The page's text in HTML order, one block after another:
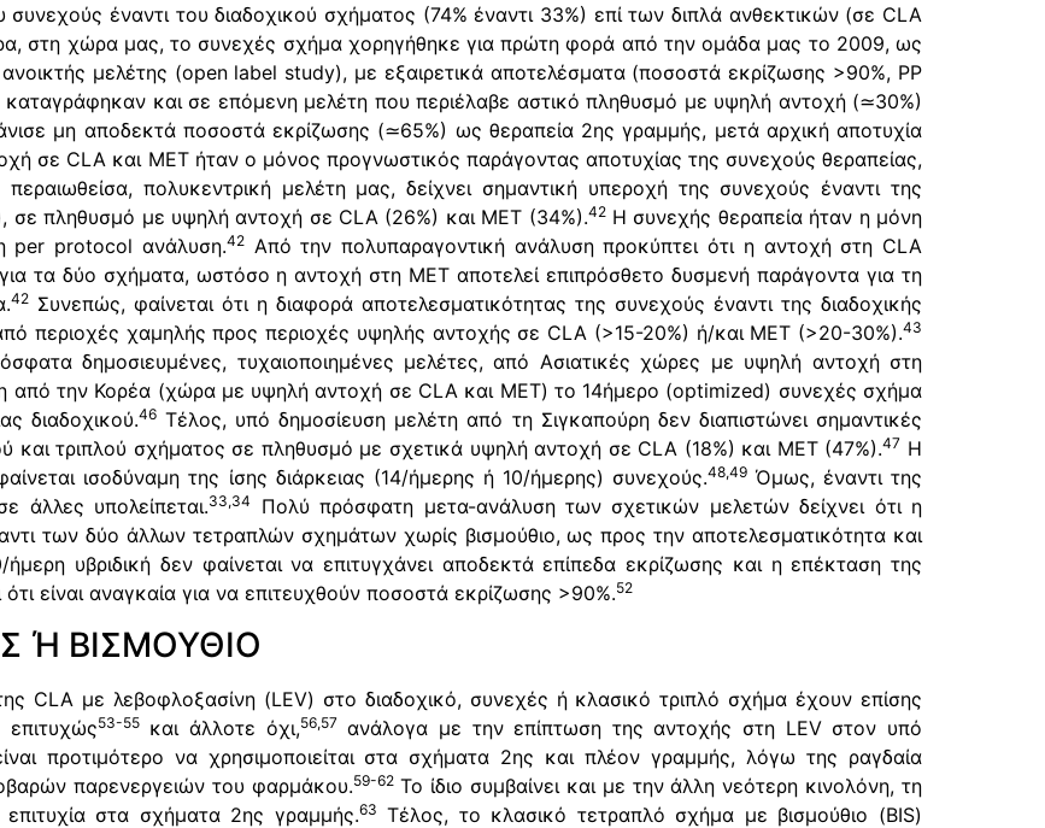
έναντι του διαδοχικού σχήματος (74% έναντι 33%) επί των διπλά ανθεκτικών (σε CLA
στη χώρα μας, το συνεχές σχήμα χορηγήθηκε για πρώτη φορά από την ομάδα μας το 2009, ως
μελέτης (open label study), με εξαιρετικά αποτελέσματα (ποσοστά εκρίζωσης >90%, PP
και σε επόμενη μελέτη που περιέλαβε αστικό πληθυσμό με υψηλή αντοχή (≃30%)
μη αποδεκτά ποσοστά εκρίζωσης (≃65%) ως θεραπεία 2ης γραμμής, μετά αρχική αποτυχία
σε CLA και MET ήταν ο μόνος προγνωστικός παράγοντας αποτυχίας της συνεχούς θεραπείας,
πολυκεντρική μελέτη μας, δείχνει σημαντική υπεροχή της συνεχούς έναντι της
σε πληθυσμό με υψηλή αντοχή σε CLA (26%) και MET (34%).42Η συνεχής θεραπεία ήταν η μόνη
per protocol ανάλυση.42Από την πολυπαραγοντική ανάλυση προκύπτει ότι η αντοχή στη CLA
τα δύο σχήματα, ωστόσο η αντοχή στη MET αποτελεί επιπρόσθετο δυσμενή παράγοντα για τη
42 Συνεπώς, φαίνεται ότι η διαφορά αποτελεσματικότητας της συνεχούς έναντι της διαδοχικής
περιοχές χαμηλής προς περιοχές υψηλής αντοχής σε CLA (>15-20%) ή/και MET (>20-30%).43
δημοσιευμένες, τυχαιοποιημένες μελέτες, από Ασιατικές χώρες με υψηλή αντοχή στη
από την Κορέα (χώρα με υψηλή αντοχή σε CLA και MET) το 14ήμερο (optimized) συνεχές σχήμα
διαδοχικού.46Τέλος, υπό δημοσίευση μελέτη από τη Σιγκαπούρη δεν διαπιστώνει σημαντικές
και τριπλού σχήματος σε πληθυσμό με σχετικά υψηλή αντοχή σε CLA (18%) και MET (47%).47 Η
ισοδύναμη της ίσης διάρκειας (14/ήμερης ή 10/ήμερης) συνεχούς.48,49Όμως, έναντι της
άλλες υπολείπεται.33,34
Πολύ πρόσφατη μετα-ανάλυση των σχετικών μελετών δείχνει ότι η
των δύο άλλων τετραπλών σχημάτων χωρίς βισμούθιο, ως προς την αποτελεσματικότητα και
υβριδική δεν φαίνεται να επιτυγχάνει αποδεκτά επίπεδα εκρίζωσης και η επέκταση της
είναι αναγκαία για να επιτευχθούν ποσοστά εκρίζωσης >90%.52
Ή ΒΙΣΜΟΥΘΙΟ
CLA με λεβοφλοξασίνη (LEV) στο διαδοχικό, συνεχές ή κλασικό τριπλό σχήμα έχουν επίσης
53-55και άλλοτε όχι,56,57 ανάλογα με την επίπτωση της αντοχής στη LEV στον υπό
προτιμότερο να χρησιμοποιείται στα σχήματα 2ης και πλέον γραμμής, λόγω της ραγδαία
παρενεργειών του φαρμάκου.59-62Το ίδιο συμβαίνει και με την άλλη νεότερη κινολόνη, τη
στα σχήματα 2ης γραμμής.63 Τέλος, το κλασικό τετραπλό σχήμα με βισμούθιο (BIS)